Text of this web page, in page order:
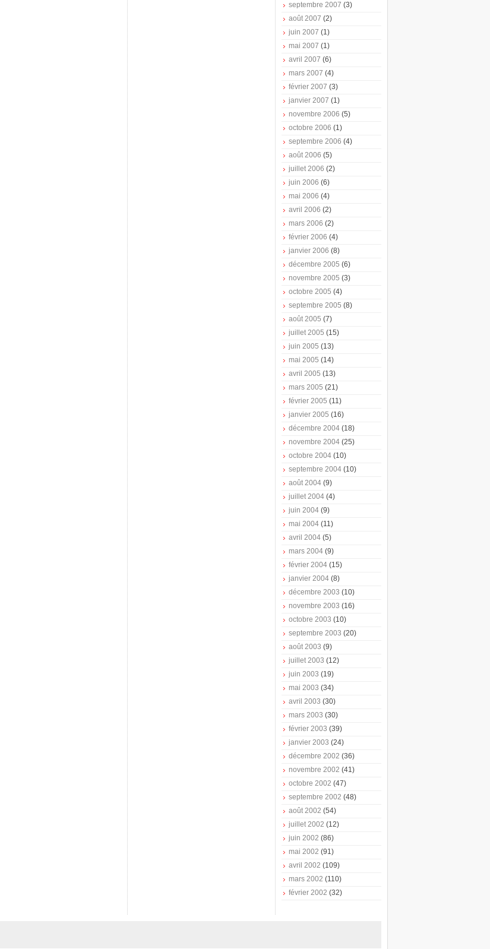
septembre 2007 (3)
août 2007 (2)
juin 2007 (1)
mai 2007 (1)
avril 2007 (6)
mars 2007 (4)
février 2007 (3)
janvier 2007 (1)
novembre 2006 (5)
octobre 2006 (1)
septembre 2006 (4)
août 2006 (5)
juillet 2006 (2)
juin 2006 (6)
mai 2006 (4)
avril 2006 (2)
mars 2006 (2)
février 2006 (4)
janvier 2006 (8)
décembre 2005 (6)
novembre 2005 (3)
octobre 2005 (4)
septembre 2005 (8)
août 2005 (7)
juillet 2005 (15)
juin 2005 (13)
mai 2005 (14)
avril 2005 (13)
mars 2005 (21)
février 2005 (11)
janvier 2005 (16)
décembre 2004 (18)
novembre 2004 (25)
octobre 2004 (10)
septembre 2004 (10)
août 2004 (9)
juillet 2004 (4)
juin 2004 (9)
mai 2004 (11)
avril 2004 (5)
mars 2004 (9)
février 2004 (15)
janvier 2004 (8)
décembre 2003 (10)
novembre 2003 (16)
octobre 2003 (10)
septembre 2003 (20)
août 2003 (9)
juillet 2003 (12)
juin 2003 (19)
mai 2003 (34)
avril 2003 (30)
mars 2003 (30)
février 2003 (39)
janvier 2003 (24)
décembre 2002 (36)
novembre 2002 (41)
octobre 2002 (47)
septembre 2002 (48)
août 2002 (54)
juillet 2002 (12)
juin 2002 (86)
mai 2002 (91)
avril 2002 (109)
mars 2002 (110)
février 2002 (32)